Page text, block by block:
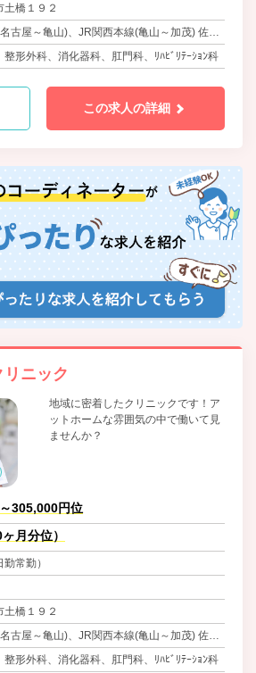
土橋１９２
古屋～亀山)、JR関西本線(亀山～加茂) 佐那
整形外科、消化器科、肛門科、ﾘﾊﾋﾞﾘﾃｰｼｮﾝ科
この求人の詳細
リニック
地域に密着したクリニックです！ア
ットホームな雰囲気の中で働いて見
ませんか？
305,000円位
月分位）
常勤）
土橋１９２
古屋～亀山)、JR関西本線(亀山～加茂) 佐那
整形外科、消化器科、肛門科、ﾘﾊﾋﾞﾘﾃｰｼｮﾝ科